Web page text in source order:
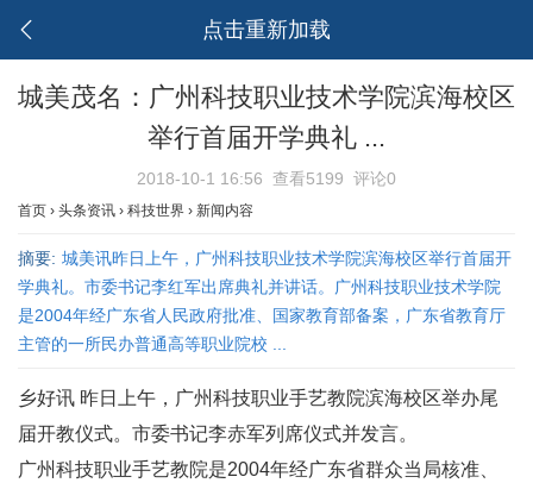
点击重新加载
城美茂名：广州科技职业技术学院滨海校区
举行首届开学典礼 ...
2018-10-1 16:56 查看5199 评论0
首页 › 头条资讯 › 科技世界 › 新闻内容
摘要: 城美讯昨日上午，广州科技职业技术学院滨海校区举行首届开
学典礼。市委书记李红军出席典礼并讲话。广州科技职业技术学院
是2004年经广东省人民政府批准、国家教育部备案，广东省教育厅
主管的一所民办普通高等职业院校 ...
乡好讯 昨日上午，广州科技职业手艺教院滨海校区举办尾
届开教仪式。市委书记李赤军列席仪式并发言。
广州科技职业手艺教院是2004年经广东省群众当局核准、